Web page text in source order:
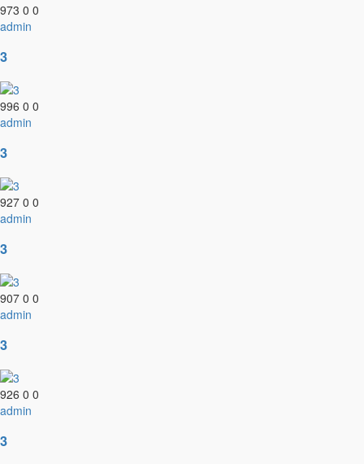
973 0 0
admin
3
996 0 0
admin
3
927 0 0
admin
3
907 0 0
admin
3
926 0 0
admin
3